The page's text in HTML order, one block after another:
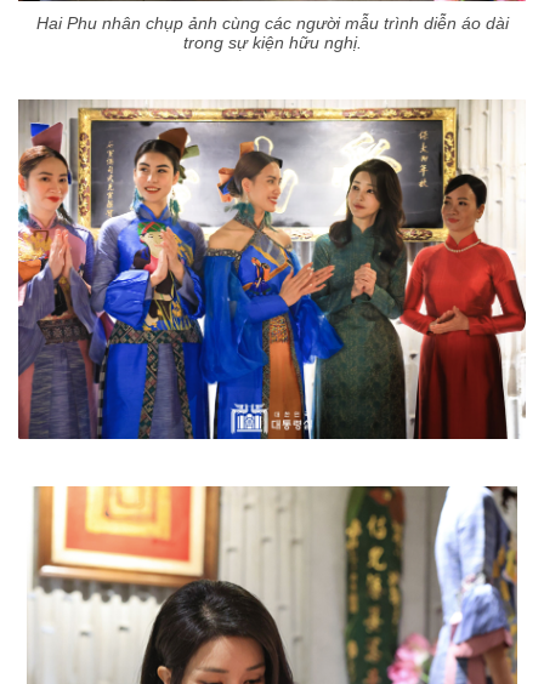
Hai Phu nhân chụp ảnh cùng các người mẫu trình diễn áo dài
trong sự kiện hữu nghị.